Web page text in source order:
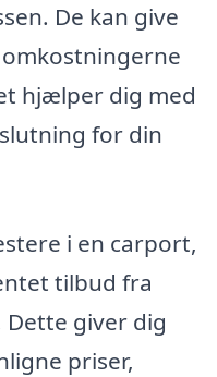
De kan give
hjælper dig med
for din
i en carport,
tilbud fra
giver dig
priser,